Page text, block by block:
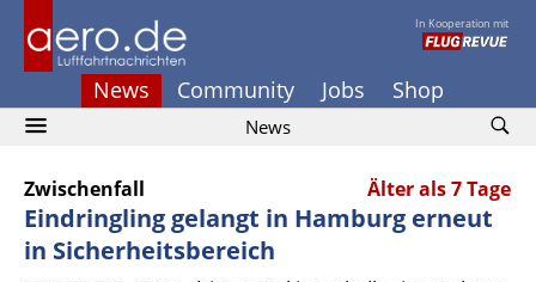
In Kooperation mit
News Community Jobs Shop
News
Zwischenfall Älter als 7 Tage
Eindringling gelangt in Hamburg erneut
in Sicherheitsbereich